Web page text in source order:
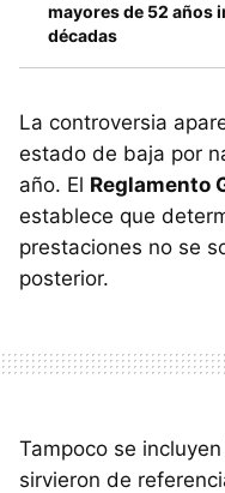
mayores de 52 años
décadas
La controversia
estado de baja por
año. El Reglamento
establece que
prestaciones no se
posterior.
Tampoco se
sirvieron de